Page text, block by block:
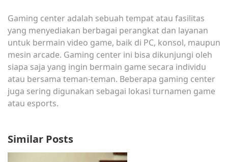
Gaming center adalah sebuah tempat atau fasilitas
yang menyediakan berbagai perangkat dan layanan
untuk bermain video game, baik di PC, konsol, maupun
mesin arcade. Gaming center ini bisa dikunjungi oleh
siapa saja yang ingin bermain game secara individu
atau bersama teman-teman. Beberapa gaming center
juga sering digunakan sebagai lokasi turnamen game
atau esports.
Similar Posts